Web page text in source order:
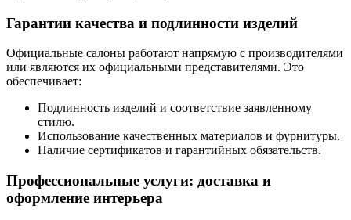
Гарантии качества и подлинности изделий
Официальные салоны работают напрямую с производителями
или являются их официальными представителями. Это
обеспечивает:
Подлинность изделий и соответствие заявленному
стилю.
Использование качественных материалов и фурнитуры.
Наличие сертификатов и гарантийных обязательств.
Профессиональные услуги: доставка и
оформление интерьера